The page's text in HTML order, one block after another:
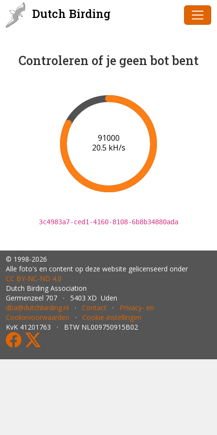
Dutch Birding
Controleren of je geen bot bent
91000
20.5 kH/s
3c4983a7-ced1-4160-8108-6b8b34880ada
© 1998-2026
Alle foto's en content op deze website gelicenseerd onder
CC BY‑NC‑ND 4.0
Dutch Birding Association
Germenzeel 707 · 5403 XD Uden
dba@dutchbirding.nl · Contact · Privacy- en
Cookievoorwaarden · Cookie-instellingen
KvK 41201763 · BTW NL009750915B02